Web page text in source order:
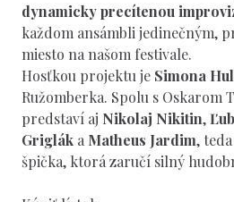
dynamicky precítenou
každom ansámbli jedinečným,
miesto na našom festivale.
Hosťkou projektu je Simona
Ružomberka. Spolu s Oskarom
predstaví aj Nikolaj Nikitin,
Griglák a Matheus Jardim,
špička, ktorá zaručí silný